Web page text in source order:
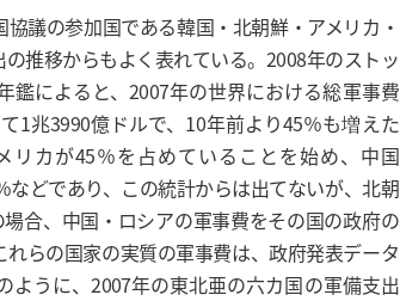
議の参加国である韓国・北朝鮮・アメリカ・
推移からもよく表れている。2008年のストッ
鑑によると、2007年の世界における総軍事費
1兆3990億ドルで、10年前より45％も増えた
リカが45％を占めていることを始め、中国
どであり、この統計からは出てないが、北朝
合、中国・ロシアの軍事費をその国の政府の
らの国家の実質の軍事費は、政府発表データ
ように、2007年の東北亜の六カ国の軍備支出